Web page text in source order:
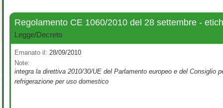
Regolamento CE 1060/2010 del 28 settembre -
Legge/Decreto
Emanato il: 28/09/2010
Note:
integra la direttiva 2010/30/UE del Parlamento europeo e del Consiglio
refrigerazione per uso domestico